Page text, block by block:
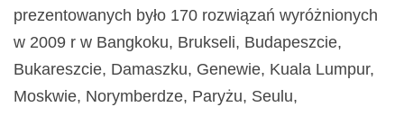
prezentowanych było 170 rozwiązań wyróżnionych
w 2009 r w Bangkoku, Brukseli, Budapeszcie,
Bukareszcie, Damaszku, Genewie, Kuala Lumpur,
Moskwie, Norymberdze, Paryżu, Seulu,